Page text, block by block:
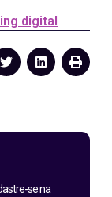
digital
se na